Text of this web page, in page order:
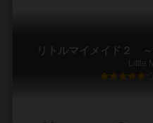
リトルマイメイド２
Little